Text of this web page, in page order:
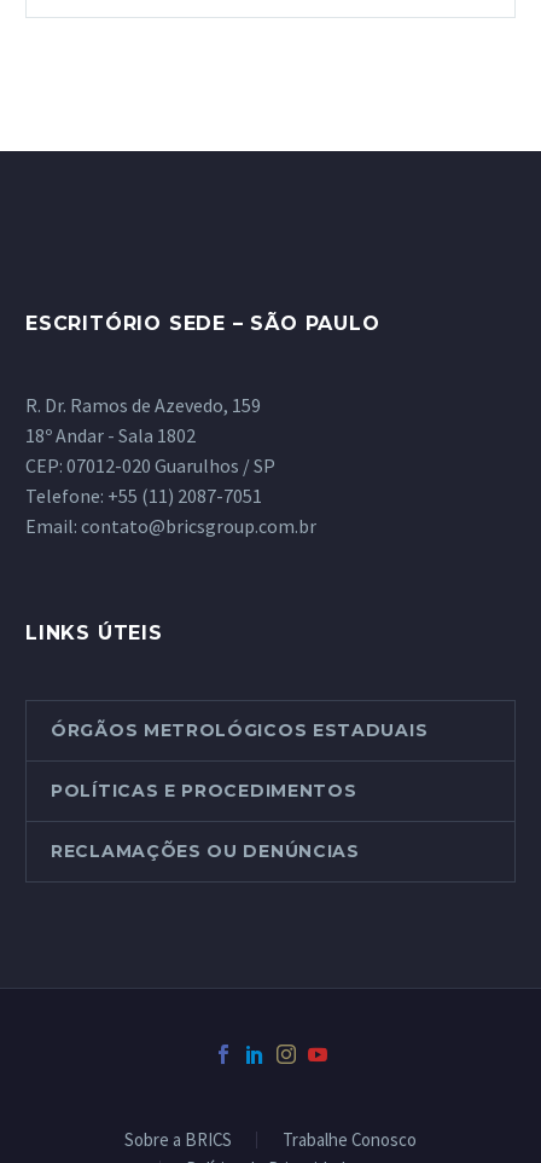
ESCRITÓRIO SEDE – SÃO PAULO
R. Dr. Ramos de Azevedo, 159
18º Andar - Sala 1802
CEP: 07012-020 Guarulhos / SP
Telefone: +55 (11) 2087-7051
Email: contato@bricsgroup.com.br
LINKS ÚTEIS
ÓRGÃOS METROLÓGICOS ESTADUAIS
POLÍTICAS E PROCEDIMENTOS
RECLAMAÇÕES OU DENÚNCIAS
Sobre a BRICS
Trabalhe Conosco